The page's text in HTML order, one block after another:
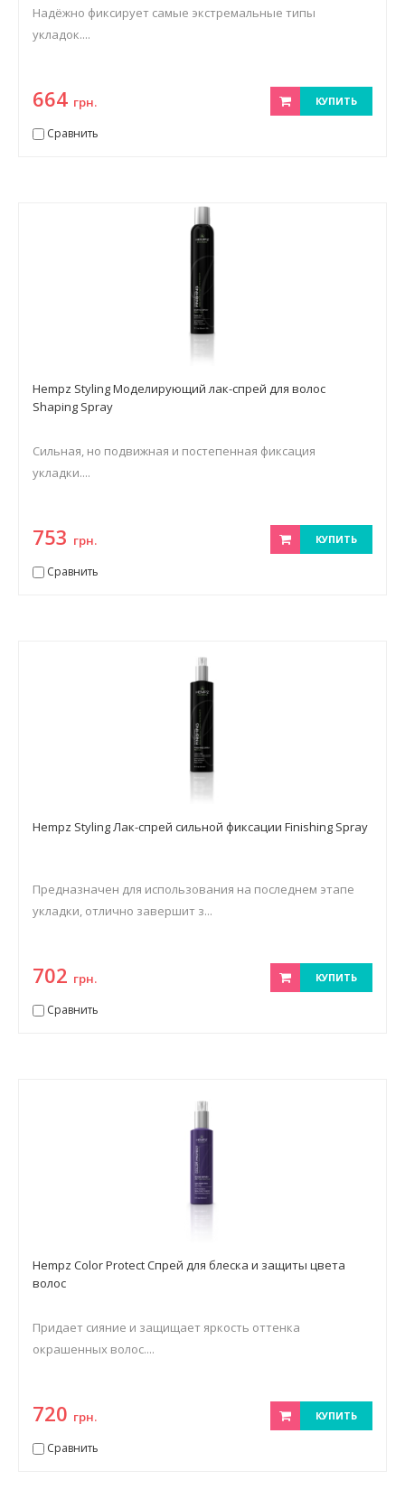
Надёжно фиксирует самые экстремальные типы
укладок....
664 грн. КУПИТЬ
Сравнить
Hempz Styling Моделирующий лак-спрей для волос
Shaping Spray
Сильная, но подвижная и постепенная фиксация
укладки....
753 грн. КУПИТЬ
Сравнить
Hempz Styling Лак-спрей сильной фиксации Finishing Spray
Предназначен для использования на последнем этапе
укладки, отлично завершит з...
702 грн. КУПИТЬ
Сравнить
Hempz Color Protect Спрей для блеска и защиты цвета
волос
Придает сияние и защищает яркость оттенка
окрашенных волос....
720 грн. КУПИТЬ
Сравнить